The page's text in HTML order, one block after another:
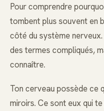
Pour comprendre
tombent plus souvent en
côté du système
des termes compliqués,
connaître.
Ton cerveau possède ce
miroirs. Ce sont eux qui